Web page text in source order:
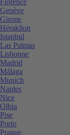
Genève
Girone
Héraklion
Istanbul
Las Palmas
Lisbonne
Madrid
Málaga
Munich
Naples
Nice
Olbia
Pise
Porto
Prague